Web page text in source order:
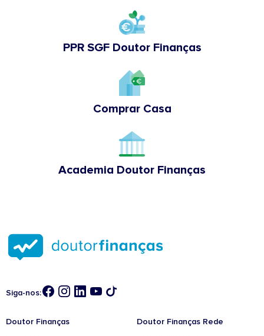
PPR SGF Doutor Finanças
Comprar Casa
Academia Doutor Finanças
Siga-nos:
Doutor Finanças Doutor Finanças Rede